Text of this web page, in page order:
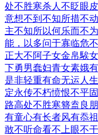
处不胜寒杀人不眨眼
意想不到 不知所措不
主不知所以何乐而不为
能，以多问于寡临危
正大不阿子女金帛騃
下勇男蠢妇青女素娥
是非轻重有命无运 人
定永传不朽愤恨不平
路高处不胜寒簪盍良朋
有童心有长者风有忝
敢不听命看不上眼不